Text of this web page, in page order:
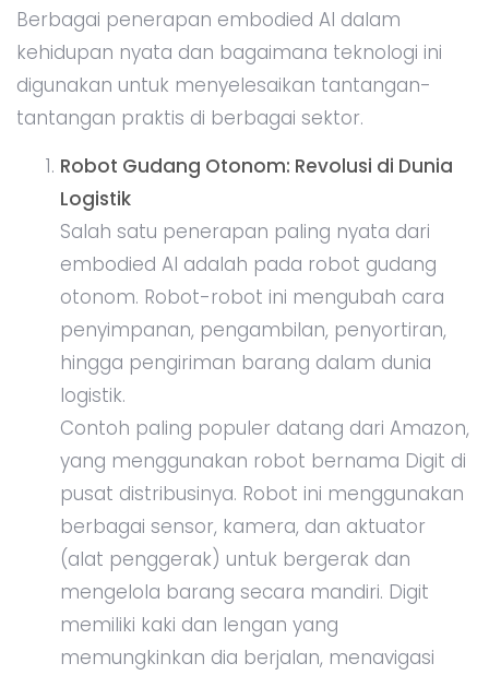
Berbagai penerapan embodied AI dalam
kehidupan nyata dan bagaimana teknologi ini
digunakan untuk menyelesaikan tantangan-
tantangan praktis di berbagai sektor.
Robot Gudang Otonom: Revolusi di Dunia
Logistik
Salah satu penerapan paling nyata dari
embodied AI adalah pada robot gudang
otonom. Robot-robot ini mengubah cara
penyimpanan, pengambilan, penyortiran,
hingga pengiriman barang dalam dunia
logistik.
Contoh paling populer datang dari Amazon,
yang menggunakan robot bernama Digit di
pusat distribusinya. Robot ini menggunakan
berbagai sensor, kamera, dan aktuator
(alat penggerak) untuk bergerak dan
mengelola barang secara mandiri. Digit
memiliki kaki dan lengan yang
memungkinkan dia berjalan, menavigasi